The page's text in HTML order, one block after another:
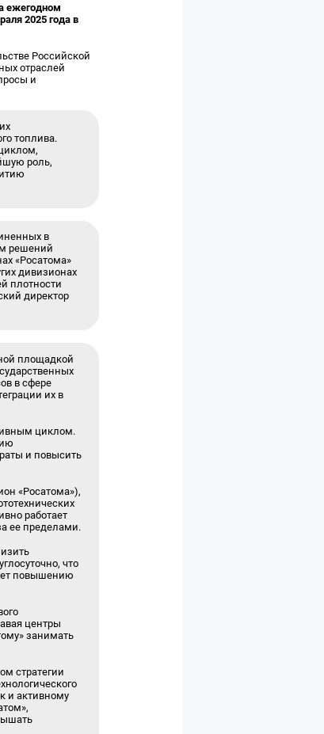
ежегодном
2025 года в
Российской
отраслей
и
топлива.
роль,
в
решений
«Росатома»
дивизионах
плотности
директор
площадкой
в сфере
их в
циклом.
и повысить
«Росатома»),
работает
ее пределами.
что
повышению
центры
занимать
стратегии
и активному